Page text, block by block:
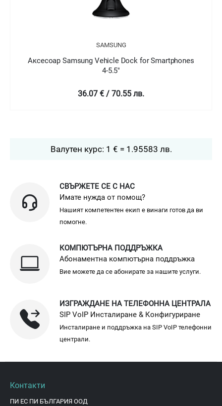
SAMSUNG
Аксесоар Samsung Vehicle Dock for Smartphones
4-5.5"
36.07 € / 70.55 лв.
Валутен курс: 1 € = 1.95583 лв.
СВЪРЖЕТЕ СЕ С НАС
Имате нужда от помощ?
Нашият компетентен екип е винаги готов да ви
помогне.
КОМПЮТЪРНА ПОДДРЪЖКА
Абонаментна компютърна поддръжка
Вие можете да се абонирате за нашите услуги.
ИЗГРАЖДАНЕ НА ТЕЛЕФОННА ЦЕНТРАЛА
SIP VoIP Инсталиране & Конфигуриране
Инсталиране и поддръжка на SIP VoIP телефонни
централи.
Контакти
ПИ ЕС ПИ БЪЛГАРИЯ ООД